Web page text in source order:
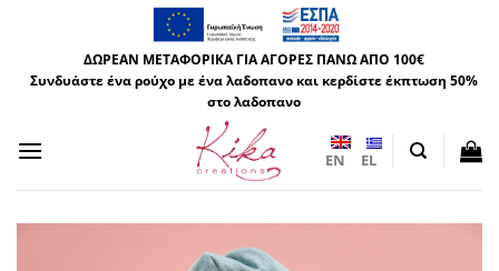
περιεχόμενοΔΩΡΕΑΝ ΜΕΤΑΦΟΡΙΚΑ ΓΙΑ ΑΓΟΡΕΣ ΠΑΝΩ ΑΠΟ 100€
Συνδυάστε ένα ρούχο με ένα λαδοπανο και κερδίστε έκπτωση 50%
στο λαδοπανο
EN EL